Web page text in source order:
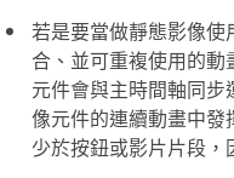
若是要當做靜態影像
合、並可重複使用的
元件會與主時間軸同
像元件的連續動畫中
少於按鈕或影片片段，